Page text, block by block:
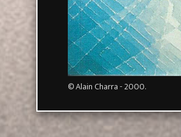
© Alain Charra - 2000.